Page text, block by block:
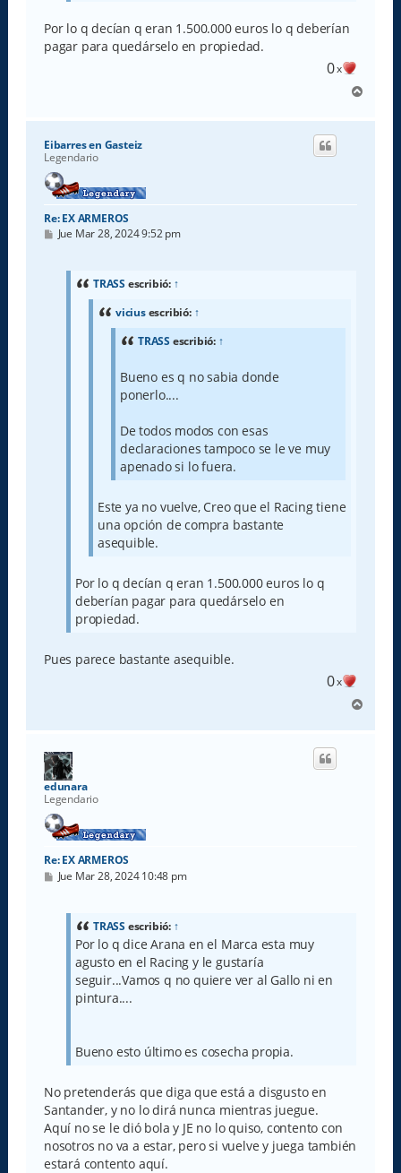
Por lo q decían q eran 1.500.000 euros lo q deberían
pagar para quedárselo en propiedad.
0x
r
Eibarres en Gasteiz
Legendario
Re: EX ARMEROS
M
Jue Mar 28, 2024 9:52 pm
TRASS escribió: ↑
viciusescribió: ↑
TRASS escribió: ↑
Bueno es q no sabia donde
ponerlo....
De todos modos con esas
declaraciones tampoco se le ve muy
apenado si lo fuera.
Este ya no vuelve, Creo que el Racing tiene
una opción de compra bastante
asequible.
Por lo q decían q eran 1.500.000 euros lo q
deberían pagar para quedárselo en
propiedad.
Pues parece bastante asequible.
0x
r
edunara
Legendario
Re: EX ARMEROS
M
Jue Mar 28, 2024 10:48 pm
TRASS escribió: ↑
Por lo q dice Arana en el Marca esta muy
agusto en el Racing y le gustaría
seguir...Vamos q no quiere ver al Gallo ni en
pintura....
Bueno esto último es cosecha propia.
No pretenderás que diga que está a disgusto en
Santander, y no lo dirá nunca mientras juegue.
Aquí no se le dió bola y JE no lo quiso, contento con
nosotros no va a estar, pero si vuelve y juega también
estará contento aquí.